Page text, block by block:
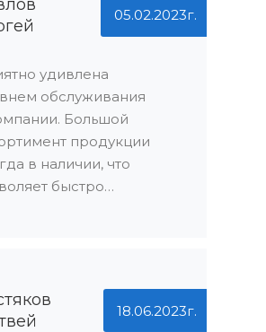
сроки, но и не
– это
05.02.2023г.
удивлена
обслуживания
Большой
продукции
в наличии, что
быстро
идете на
решаете любые
18.06.2023г.